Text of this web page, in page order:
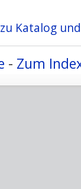
Katalog
- Zum